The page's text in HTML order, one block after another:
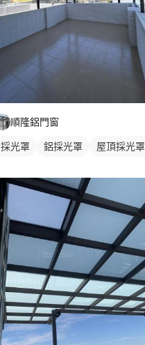
順隆鋁門窗
採光罩 鋁採光罩 屋頂採光罩